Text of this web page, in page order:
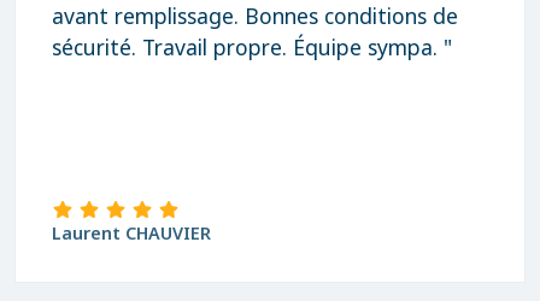
avant remplissage. Bonnes conditions de
sécurité. Travail propre. Équipe sympa. "
Laurent CHAUVIER